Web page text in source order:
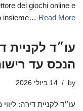
dei giochi online e
insieme… Read More »
עו״ד לקניית
הנכס עד
by 14 ביולי 2026
עו״ד לקניית דירה: